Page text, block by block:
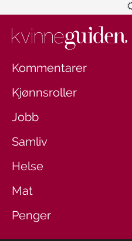
Kommentarer
Kjønnsroller
Jobb
Samliv
Helse
Mat
Penger